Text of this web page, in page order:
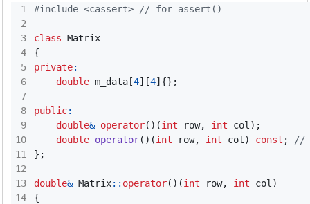
3
4
5
6
7
8
9
10
13
14
#include <cassert>
class Matrix
{
private:
double m_data [4][4]{};
public:
double& operator()(int row, int col );
double operator()(int row, int col ) const ;
};
double& Matrix:: operator()(int row, int col )
{